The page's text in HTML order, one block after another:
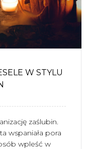
W STYLU
zaślubin.
wspaniała pora
wpleść w